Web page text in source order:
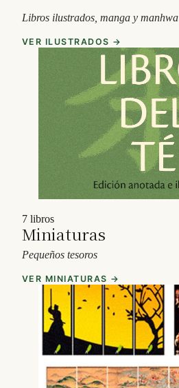
Libros ilustrados, manga y manhwa
VER ILUSTRADOS →
7 libros
Miniaturas
Pequeños tesoros
VER MINIATURAS →